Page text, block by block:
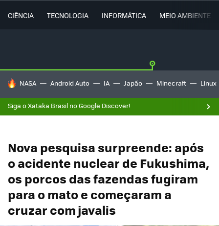
CIÊNCIA TECNOLOGIA INFORMÁTICA MEIO AMBIENTE
TENDÊNCIAS DO DIA
NASA Android Auto IA Japão Minecraft Linux
Siga o Xataka Brasil no Google Discover!
Nova pesquisa surpreende: após
o acidente nuclear de Fukushima,
os porcos das fazendas fugiram
para o mato e começaram a
cruzar com javalis